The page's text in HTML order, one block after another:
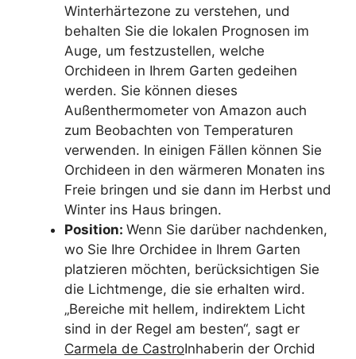
Winterhärtezone zu verstehen, und
behalten Sie die lokalen Prognosen im
Auge, um festzustellen, welche
Orchideen in Ihrem Garten gedeihen
werden. Sie können dieses
Außenthermometer von Amazon auch
zum Beobachten von Temperaturen
verwenden. In einigen Fällen können Sie
Orchideen in den wärmeren Monaten ins
Freie bringen und sie dann im Herbst und
Winter ins Haus bringen.
Position: Wenn Sie darüber nachdenken,
wo Sie Ihre Orchidee in Ihrem Garten
platzieren möchten, berücksichtigen Sie
die Lichtmenge, die sie erhalten wird.
„Bereiche mit hellem, indirektem Licht
sind in der Regel am besten“, sagt er
Carmela de CastroInhaberin der Orchid